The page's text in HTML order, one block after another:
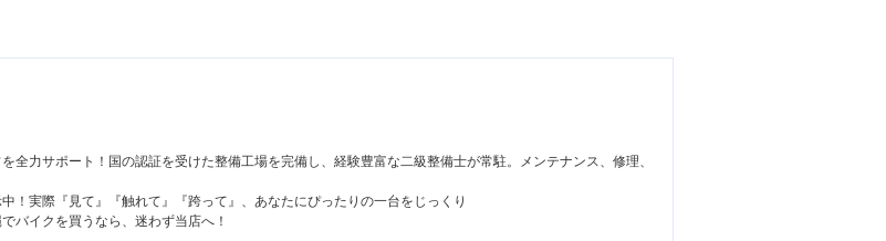
全力サポート！国の認証を受けた整備工場を完備し、経験豊富な二級整備士が常駐。メンテナンス、修理、
！実際『見て』『触れて』『跨って』、あなたにぴったりの一台をじっくり
バイクを買うなら、迷わず当店へ！